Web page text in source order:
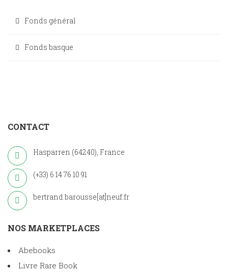
Fonds général
Fonds basque
CONTACT
Hasparren (64240), France
(+33) 6 14 76 10 91
bertrand.barousse[at]neuf.fr
NOS MARKETPLACES
Abebooks
Livre Rare Book